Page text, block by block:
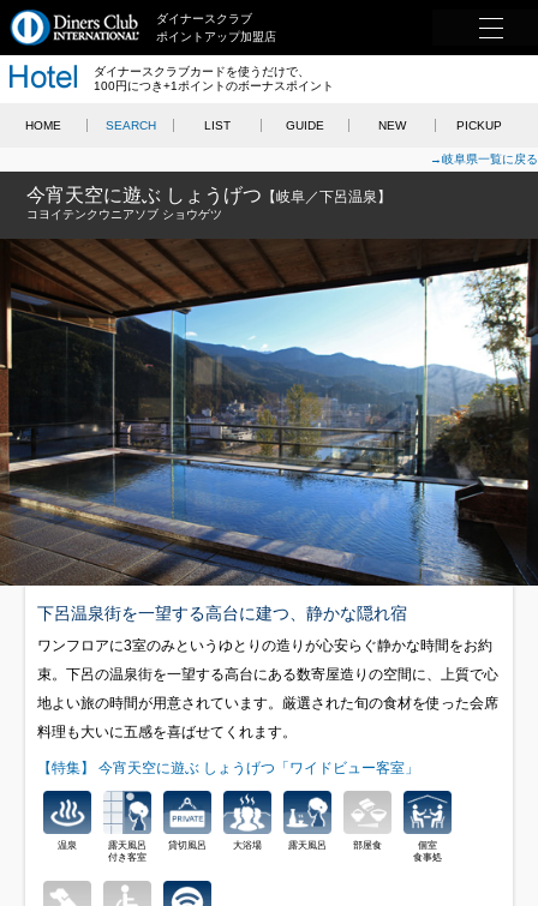
ダイナースクラブ
ポイントアップ加盟店
ダイナースクラブカードを使うだけで、
100円につき+1ポイントのボーナスポイント
HOME SEARCH LIST GUIDE NEW PICKUP
→岐阜県一覧に戻る
今宵天空に遊ぶ しょうげつ 【岐阜／下呂温泉】
コヨイテンクウニアソブ ショウゲツ
下呂温泉街を一望する高台に建つ、静かな隠れ宿
ワンフロアに3室のみというゆとりの造りが心安らぐ静かな時間をお約
束。下呂の温泉街を一望する高台にある数寄屋造りの空間に、上質で心
地よい旅の時間が用意されています。厳選された旬の食材を使った会席
料理も大いに五感を喜ばせてくれます。
【特集】 今宵天空に遊ぶ しょうげつ「ワイドビュー客室」
温泉
露天風呂
付き客室
貸切風呂 大浴場 露天風呂 部屋食
個室
食事処